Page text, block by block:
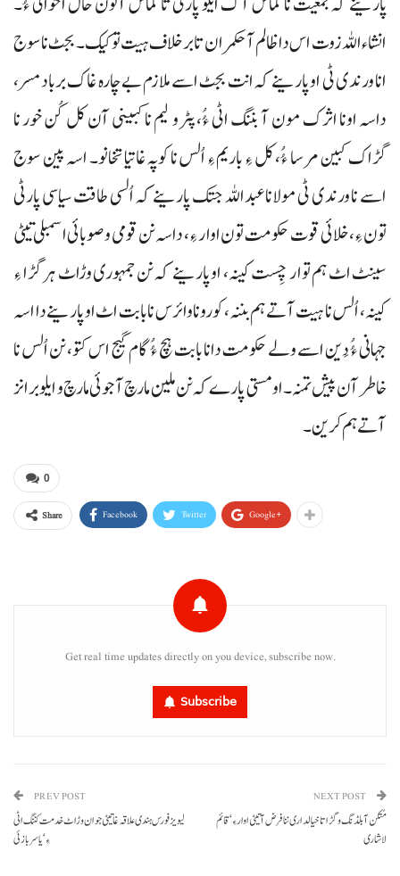
انشاء اللہ زوت اس دا ظالم آ حکمران تا برخلاف ہیت تو کیک۔ بجٹ نا سوج
انا ورندی ٹی او پارینے کہ انت بجٹ اسے ملازم بے چارہ غاک برباد مسر،
داسہ اونا اثرک مون آ بننگ اٹی ءُُ، پٹرو لیم نا کبینی آن کل کُن خور نا
گڑاک کبین مرسا ءُُ، کل ءِ باریم ءِ اُلس نا کوپہ غاتیا تخانو۔ اسہ پین سوج
اسے نا ورندی ٹی مولانا عبداللہ جتک پارینے کہ اُلسی طاقت سیاسی پارٹی
تون ءِ، خلائی قوت حکومت تون اوار ءِ، داسہ نن قومی و صوبائی اسمبلی تیٹی
سینٹ اٹ ہم توار چِست کینہ، او پارینے کہ نن جمہوری وڑاٹ ہر گڑا ءِ
کینہ، اُلس نا ہیت آتے ہم بننہ، کورونا وائرس نا بابت اٹ او پارینے دا اسہ
جہانی ءُُ دَین اسے ولے حکومت دانا بابت ہچ ءُُ گام گیج اس کتو، نن اُلس نا
خاطر آن پیش تمنہ۔ او مستی پارے کہ نن ملین مارچ آجوئی مارچ و ایلو برانز
آتے ہم کرین۔
0
Share Facebook Twitter Google+
Get real time updates directly on you device, subscribe now.
Subscribe
PREV POST
لیویز فورس ہندی علاقہ غاتیٹی جوان وڑاٹ خدمت کننگ اٹی
ءِ‘ یاسر بازئی
NEXT POST
مُتکن آ بلڈنگ و گڑاتا خیالداری ننا فرض آتیٹی اوار ءِ‘ قائم
لاشاری